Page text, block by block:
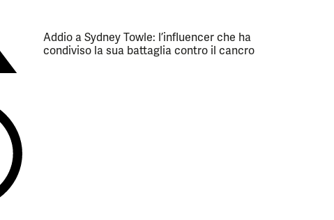
Addio a Sydney Towle: l’influencer che ha
condiviso la sua battaglia contro il cancro